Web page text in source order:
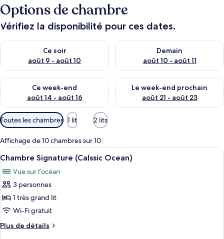
Options de chambre
Vérifiez la disponibilité pour ces dates.
Ce soir
août 9 - août 10
Vérifier la disponibilité pour ce soir août 9 - août 10
Demain
août 10 - août 11
Vérifier la disponibilité pour
Ce week-end
août 14 - août 16
Vérifier la disponibilité pour ce week-end août 14 - août 16
Le week-end prochain
août 21 - août 23
Vérifier la disponibilité pour
Filtres
disponibles
pour
les
chambres
Toutes les chambres 1 lit 2 lits
Affichage de 10 chambres sur 10
Afficher
toutes
les
photos
pour
ce
type
de
Une chambre d’hôtel moderne
10
Chambre Signature (Calssic Ocean)
Vue sur l’océan
3 personnes
1 très grand lit
Wi-Fi gratuit
Plus de détails
Plus